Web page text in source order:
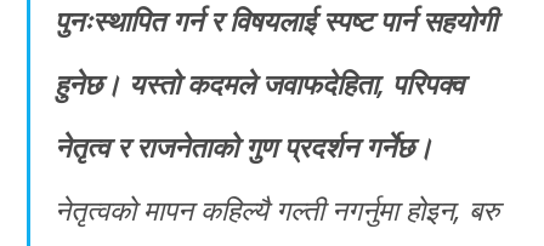
पुनःस्थापित गर्न र विषयलाई स्पष्ट पार्न सहयोगी
हुनेछ। यस्तो कदमले जवाफदेहिता, परिपक्व
नेतृत्व र राजनेताको गुण प्रदर्शन गर्नेछ।
नेतृत्वको मापन कहिल्यै गल्ती नगर्नुमा होइन, बरु